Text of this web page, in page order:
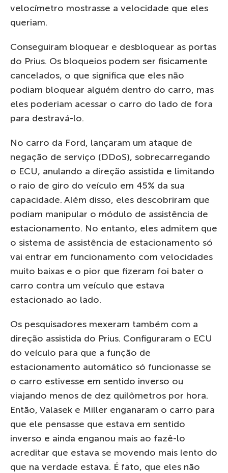
velocímetro mostrasse a velocidade que eles
queriam.
Conseguiram bloquear e desbloquear as portas
do Prius. Os bloqueios podem ser fisicamente
cancelados, o que significa que eles não
podiam bloquear alguém dentro do carro, mas
eles poderiam acessar o carro do lado de fora
para destravá-lo.
No carro da Ford, lançaram um ataque de
negação de serviço (DDoS), sobrecarregando
o ECU, anulando a direção assistida e limitando
o raio de giro do veículo em 45% da sua
capacidade. Além disso, eles descobriram que
podiam manipular o módulo de assistência de
estacionamento. No entanto, eles admitem que
o sistema de assistência de estacionamento só
vai entrar em funcionamento com velocidades
muito baixas e o pior que fizeram foi bater o
carro contra um veículo que estava
estacionado ao lado.
Os pesquisadores mexeram também com a
direção assistida do Prius. Configuraram o ECU
do veículo para que a função de
estacionamento automático só funcionasse se
o carro estivesse em sentido inverso ou
viajando menos de dez quilômetros por hora.
Então, Valasek e Miller enganaram o carro para
que ele pensasse que estava em sentido
inverso e ainda enganou mais ao fazê-lo
acreditar que estava se movendo mais lento do
que na verdade estava. É fato, que eles não